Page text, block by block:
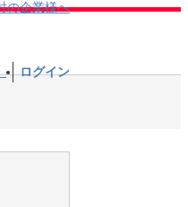
の企業様へ
ログイン